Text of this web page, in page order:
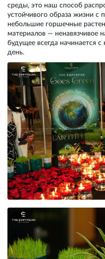
среды, это наш способ
устойчивого образа жизни
небольшие горшечные
материалов — ненавязчивое
будущее всегда начинается
день.